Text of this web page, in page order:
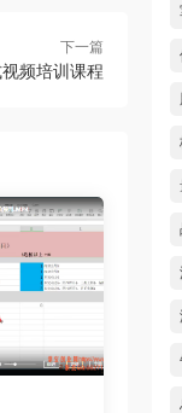
下一篇
频培训课程